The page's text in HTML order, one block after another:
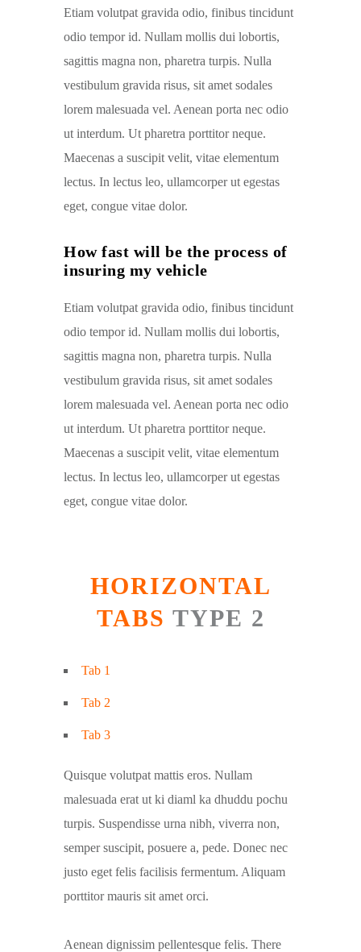
Etiam volutpat gravida odio, finibus tincidunt
odio tempor id. Nullam mollis dui lobortis,
sagittis magna non, pharetra turpis. Nulla
vestibulum gravida risus, sit amet sodales
lorem malesuada vel. Aenean porta nec odio
ut interdum. Ut pharetra porttitor neque.
Maecenas a suscipit velit, vitae elementum
lectus. In lectus leo, ullamcorper ut egestas
eget, congue vitae dolor.
How fast will be the process of
insuring my vehicle
Etiam volutpat gravida odio, finibus tincidunt
odio tempor id. Nullam mollis dui lobortis,
sagittis magna non, pharetra turpis. Nulla
vestibulum gravida risus, sit amet sodales
lorem malesuada vel. Aenean porta nec odio
ut interdum. Ut pharetra porttitor neque.
Maecenas a suscipit velit, vitae elementum
lectus. In lectus leo, ullamcorper ut egestas
eget, congue vitae dolor.
HORIZONTAL
TABS TYPE 2
Tab 1
Tab 2
Tab 3
Quisque volutpat mattis eros. Nullam
malesuada erat ut ki diaml ka dhuddu pochu
turpis. Suspendisse urna nibh, viverra non,
semper suscipit, posuere a, pede. Donec nec
justo eget felis facilisis fermentum. Aliquam
porttitor mauris sit amet orci.
Aenean dignissim pellentesque felis. There